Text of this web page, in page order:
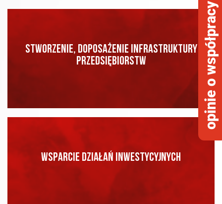
STWORZENIE, DOPOSAŻENIE INFRASTRUKTURY
PRZEDSIĘBIORSTW
WSPARCIE DZIAŁAŃ INWESTYCYJNYCH
opinie o współpracy